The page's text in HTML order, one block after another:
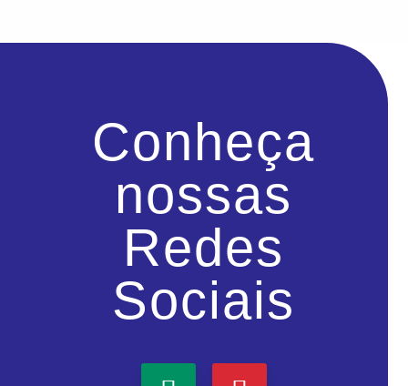
Conheça
nossas
Redes
Sociais